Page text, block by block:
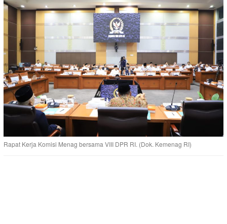
Rapat Kerja Komisi Menag bersama VIII DPR RI. (Dok. Kemenag RI)